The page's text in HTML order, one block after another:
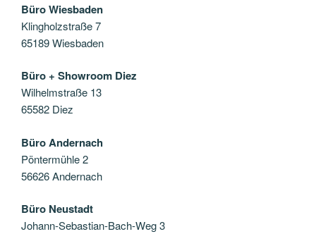
Büro Wiesbaden
Klingholzstraße 7
65189 Wiesbaden
Büro + Showroom Diez
Wilhelmstraße 13
65582 Diez
Büro Andernach
Pöntermühle 2
56626 Andernach
Büro Neustadt
Johann-Sebastian-Bach-Weg 3